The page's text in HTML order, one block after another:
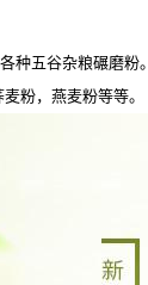
种五谷杂粮碾磨粉。
粉，燕麦粉等等。